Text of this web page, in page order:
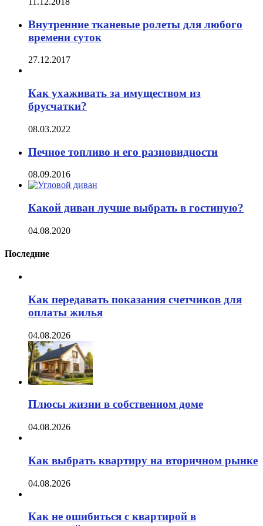
Внутренние тканевые ролеты для любого
времени суток
27.12.2017
Как ухаживать за имуществом из
брусчатки?
08.03.2022
Печное топливо и его разновидности
08.09.2016
Какой диван лучше выбрать в гостиную?
04.08.2020
Последние
Как передавать показания счетчиков для
оплаты жилья
04.08.2026
Плюсы жизни в собственном доме
04.08.2026
Как выбрать квартиру на вторичном рынке
04.08.2026
Как не ошибиться с квартирой в